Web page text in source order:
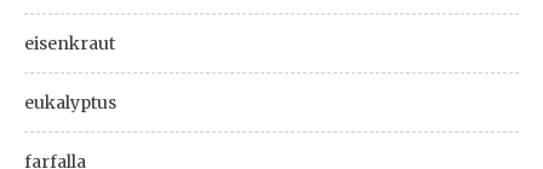
eisenkraut
eukalyptus
farfalla